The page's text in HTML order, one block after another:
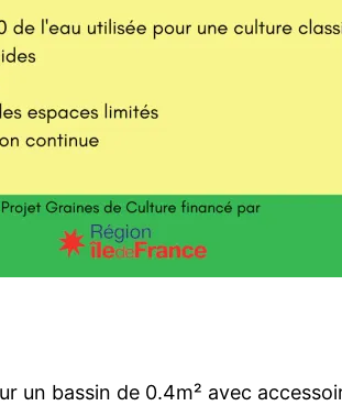
bassin de 0.4m² avec